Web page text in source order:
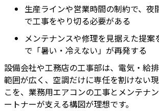
生産ラインや営業時間の制約で、夜
で工事をやり切る必要がある
メンテナンスや修理を見据えた提案
で「暑い・冷えない」が再発する
設備会社や工務店の工事部は、電気・給
範囲が広く、空調だけに専任を割けない
こを、業務用エアコンの工事とメンテナ
ートナーが支える構図が理想です。